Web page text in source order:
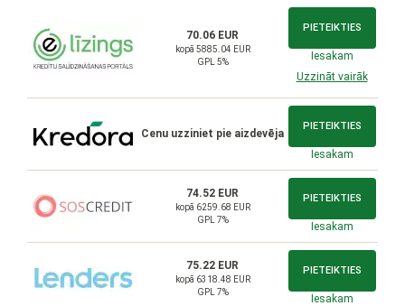
70.06 EUR
kopā 5885.04 EUR
GPL 5%
PIETEIKTIES
Iesakam
Uzzināt vairāk
Cenu uzziniet pie aizdevēja
PIETEIKTIES
Iesakam
74.52 EUR
kopā 6259.68 EUR
GPL 7%
PIETEIKTIES
Iesakam
75.22 EUR
kopā 6318.48 EUR
GPL 7%
PIETEIKTIES
Iesakam